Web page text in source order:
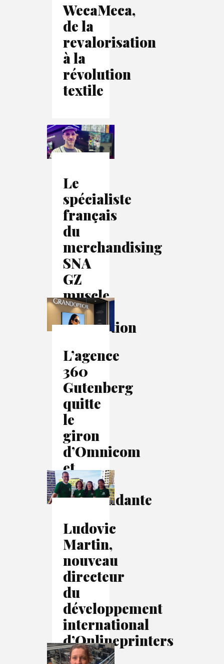
WecaMeca,
de la
revalorisation
à la
révolution
textile
Le
spécialiste
français
du
merchandising
SNA
GZ
muscle
sa
production
avec
Kornit
L’agence
360
Gutenberg
quitte
le
giron
d’Omnicom
et
devient
indépendante
Ludovic
Martin,
nouveau
directeur
du
développement
international
d’Onlineprinters
: